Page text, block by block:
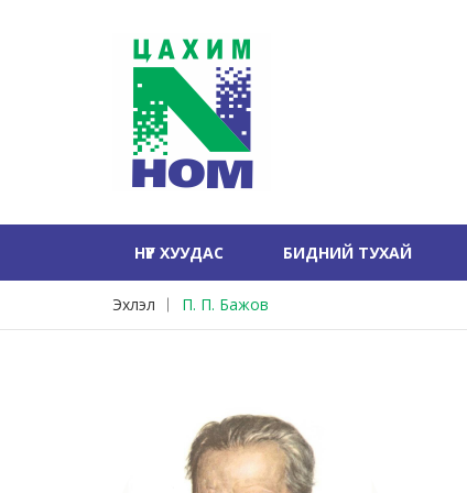
НҮҮР ХУУДАС БИДНИЙ ТУХАЙ
Эхлэл П. П. Бажов